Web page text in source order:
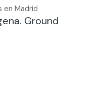
en Madrid
Ground